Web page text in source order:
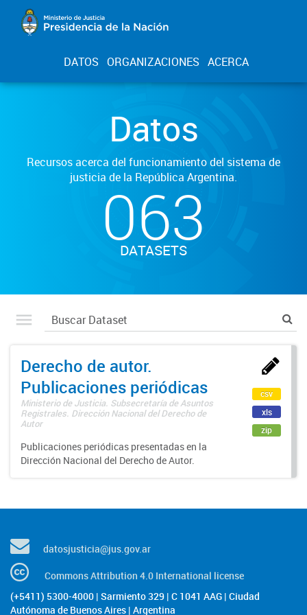
DATOS ORGANIZACIONES ACERCA
Datos
Recursos acerca del funcionamiento del sistema de
justicia de la República Argentina.
063
DATASETS
Derecho de autor.
Publicaciones periódicas
Ministerio de Justicia. Subsecretaría de Asuntos
Registrales. Dirección Nacional del Derecho de
Autor
Publicaciones periódicas presentadas en la
Dirección Nacional del Derecho de Autor.
csv
xls
zip
datosjusticia@jus.gov.ar
Commons Attribution 4.0 International license
(+5411) 5300-4000 | Sarmiento 329 | C 1041 AAG | Ciudad
Autónoma de Buenos Aires | Argentina